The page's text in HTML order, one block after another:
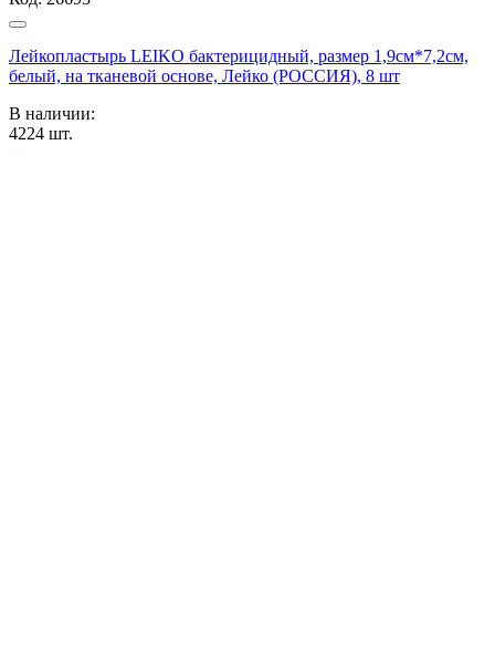
Лейкопластырь LEIKO бактерицидный, размер 1,9см*7,2см,
белый, на тканевой основе, Лейко (РОССИЯ), 8 шт
В наличии:
4224 шт.